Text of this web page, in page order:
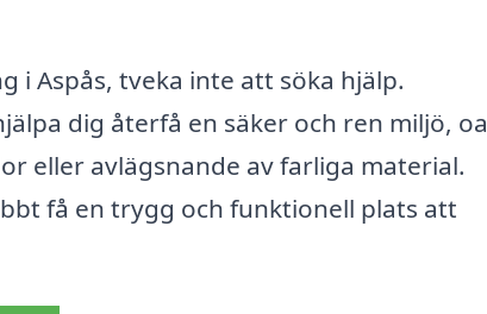
i Aspås, tveka inte att söka hjälp.
dig återfå en säker och ren miljö,
eller avlägsnande av farliga material.
få en trygg och funktionell plats att